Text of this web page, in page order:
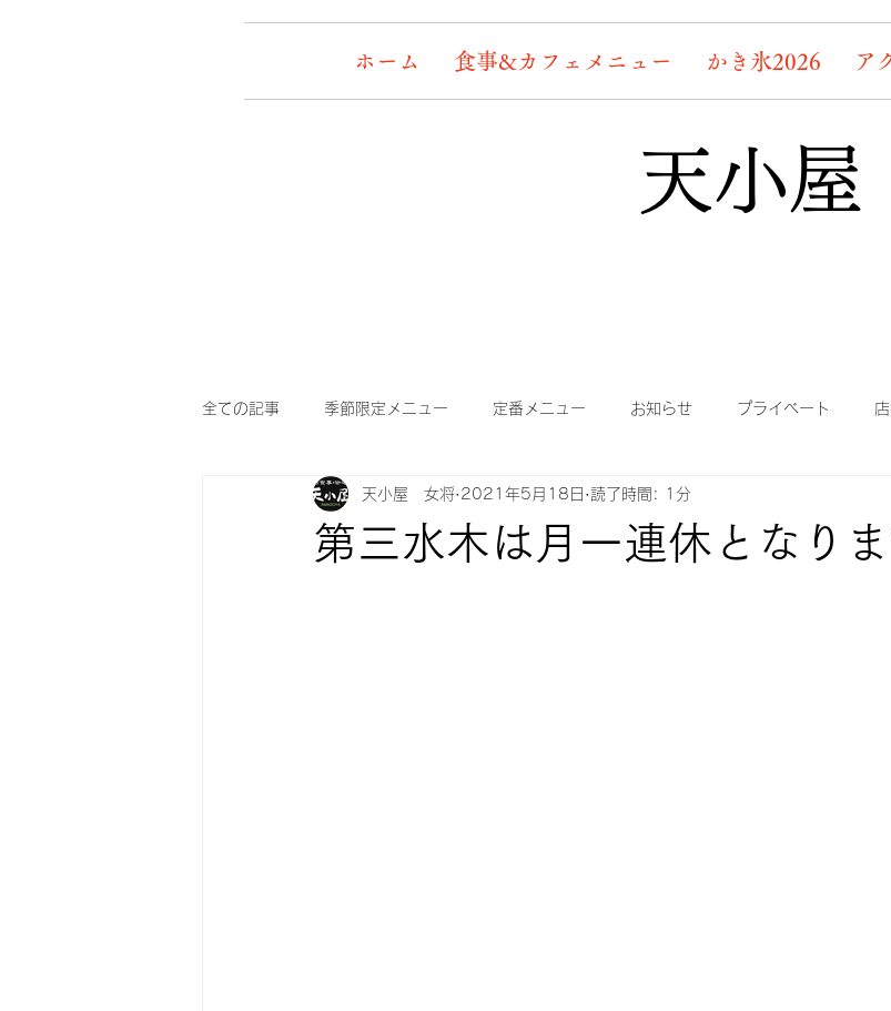
ホーム 食事&カフェメニュー かき氷2026 ア
天小屋
全ての記事 季節限定メニュー 定番メニュー お知らせ プライベート
デッキワンコ イケメン&女盛り まかない 蛍情報
第三水木は月一連休となり
天小屋 女将 2021年5月18日 読了時間: 1分